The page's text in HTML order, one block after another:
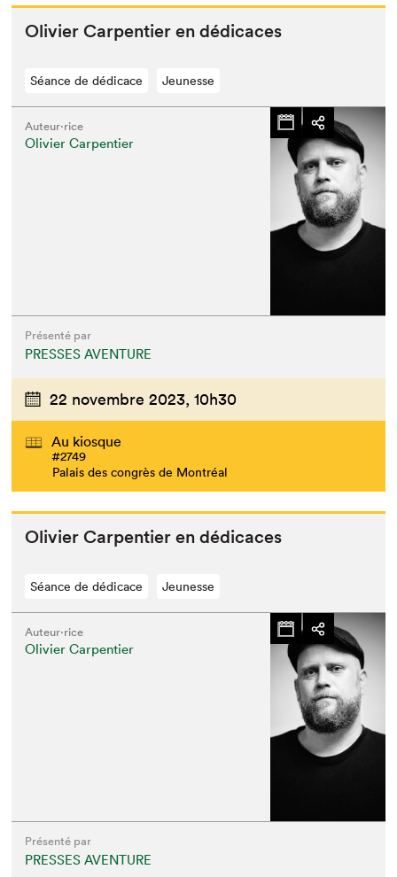
Que cherchez-vous?
Olivi­er Car­pen­tier en dédicaces
Séance de dédicace Jeunesse
Auteur·rice
Olivier Carpentier
Présenté par
PRESSES AVENTURE
22 novembre 2023, 10h30
Au kiosque
#2749
Palais des congrès de Montréal
Olivi­er Car­pen­tier en dédicaces
Séance de dédicace Jeunesse
Auteur·rice
Olivier Carpentier
Présenté par
PRESSES AVENTURE